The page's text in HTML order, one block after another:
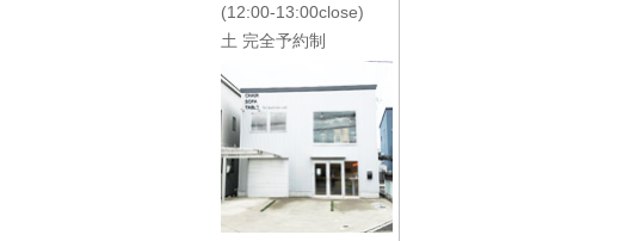
(12:00-13:00close)
土 完全予約制